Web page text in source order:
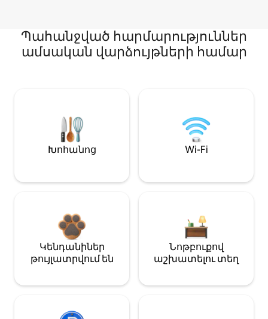
Պահանջված հարմարություններ
ամսական վարձույթների համար
Խոհանոց Wi-Fi
Կենդանիներ
թույլատրվում են
Նոթբուքով
աշխատելու տեղ